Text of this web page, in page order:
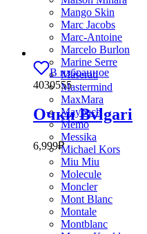
Mango Skin
Marc Jacobs
Marc-Antoine
Marcelo Burlon
Marine Serre
Maserati
Mastermind
MaxMara
Maybach
Memo
Messika
Michael Kors
Miu Miu
Molecule
Moncler
Mont Blanc
Montale
Montblanc
В избранное
4030555
Очки Bvlgari
6,999₽